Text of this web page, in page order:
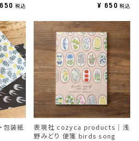
650 税込 ¥ 650 税込
包装紙
表現社 cozyca products｜浅
野みどり 便箋 birds song